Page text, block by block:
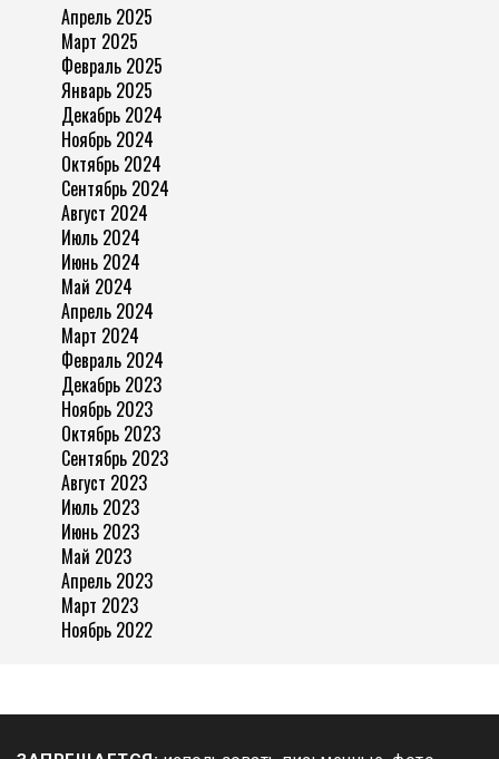
Апрель 2025
Март 2025
Февраль 2025
Январь 2025
Декабрь 2024
Ноябрь 2024
Октябрь 2024
Сентябрь 2024
Август 2024
Июль 2024
Июнь 2024
Май 2024
Апрель 2024
Март 2024
Февраль 2024
Декабрь 2023
Ноябрь 2023
Октябрь 2023
Сентябрь 2023
Август 2023
Июль 2023
Июнь 2023
Май 2023
Апрель 2023
Март 2023
Ноябрь 2022